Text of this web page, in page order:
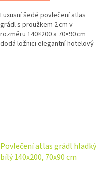
Luxusní šedé povlečení atlas
grádl s proužkem 2 cm v
rozměru 140×200 a 70×90 cm
dodá ložnici elegantní hotelový
vzhled. 100% bavlna s jemným
Povlečení atlas grádl hladký
bílý 140x200, 70x90 cm